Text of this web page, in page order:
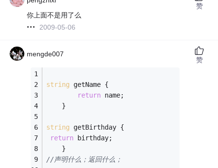
你上面不是用了么
2009-05-06
赞
mengde007
string getName {
return name;
    }
string getBirthday {
return birthday;
    }
//声明什么；返回什么；
赞